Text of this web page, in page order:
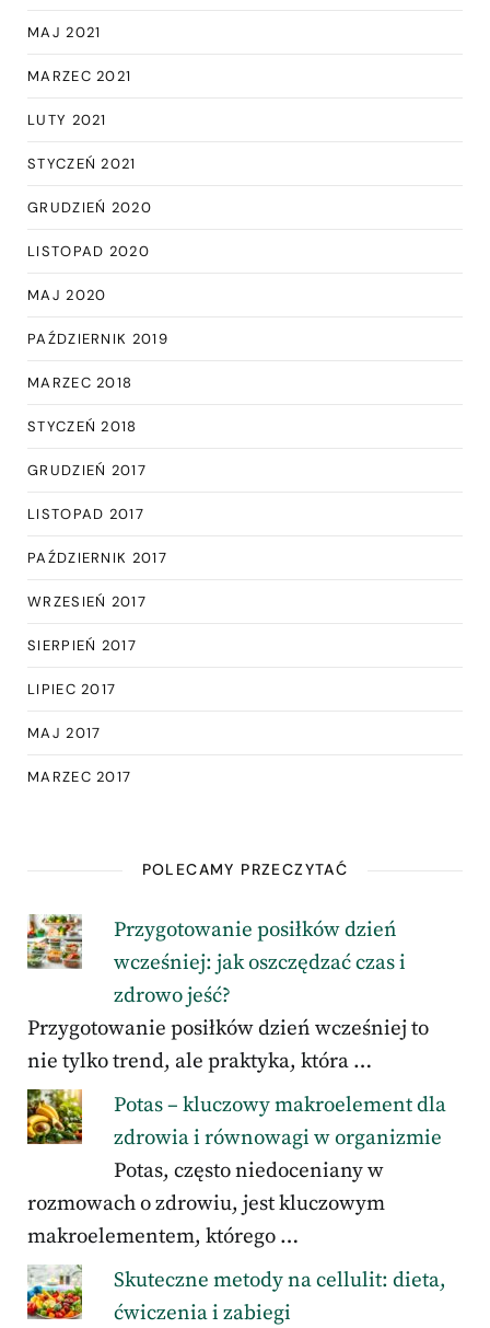
MAJ 2021
MARZEC 2021
LUTY 2021
STYCZEŃ 2021
GRUDZIEŃ 2020
LISTOPAD 2020
MAJ 2020
PAŹDZIERNIK 2019
MARZEC 2018
STYCZEŃ 2018
GRUDZIEŃ 2017
LISTOPAD 2017
PAŹDZIERNIK 2017
WRZESIEŃ 2017
SIERPIEŃ 2017
LIPIEC 2017
MAJ 2017
MARZEC 2017
POLECAMY PRZECZYTAĆ
Przygotowanie posiłków dzień
wcześniej: jak oszczędzać czas i
zdrowo jeść?
Przygotowanie posiłków dzień wcześniej to
nie tylko trend, ale praktyka, która …
Potas – kluczowy makroelement dla
zdrowia i równowagi w organizmie
Potas, często niedoceniany w
rozmowach o zdrowiu, jest kluczowym
makroelementem, którego …
Skuteczne metody na cellulit: dieta,
ćwiczenia i zabiegi